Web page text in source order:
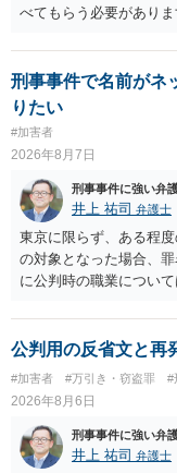
以上のように犯罪の嫌
が成立することが前提
いています。不起訴に
あえて不起訴の理由を
す。
べてもらう必要がありま
刑事事件で名前がネ
りたい
#加害者
2026年8月7日
刑事事件に強い弁
井上 祐司 弁護士
東京に限らず、ある程
の対象となった場合、
に公判時の職業につい
公判用の反省文と再
#加害者 #万引き・窃盗罪 #
2026年8月6日
刑事事件に強い弁
井上 祐司 弁護士